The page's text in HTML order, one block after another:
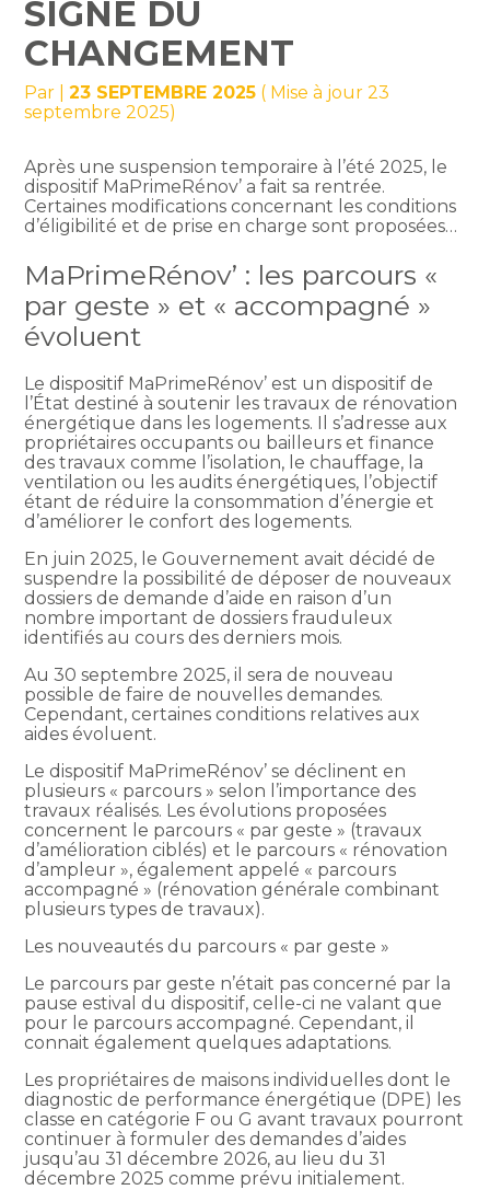
SIGNE DU
CHANGEMENT
Par |23 SEPTEMBRE 2025 ( Mise à jour 23
septembre 2025)
Après une suspension temporaire à l’été 2025, le
dispositif MaPrimeRénov’ a fait sa rentrée.
Certaines modifications concernant les conditions
d’éligibilité et de prise en charge sont proposées…
MaPrimeRénov’ : les parcours «
par geste » et « accompagné »
évoluent
Le dispositif MaPrimeRénov’ est un dispositif de
l’État destiné à soutenir les travaux de rénovation
énergétique dans les logements. Il s’adresse aux
propriétaires occupants ou bailleurs et finance
des travaux comme l’isolation, le chauffage, la
ventilation ou les audits énergétiques, l’objectif
étant de réduire la consommation d’énergie et
d’améliorer le confort des logements.
En juin 2025, le Gouvernement avait décidé de
suspendre la possibilité de déposer de nouveaux
dossiers de demande d’aide en raison d’un
nombre important de dossiers frauduleux
identifiés au cours des derniers mois.
Au 30 septembre 2025, il sera de nouveau
possible de faire de nouvelles demandes.
Cependant, certaines conditions relatives aux
aides évoluent.
Le dispositif MaPrimeRénov’ se déclinent en
plusieurs « parcours » selon l’importance des
travaux réalisés. Les évolutions proposées
concernent le parcours « par geste » (travaux
d’amélioration ciblés) et le parcours « rénovation
d’ampleur », également appelé « parcours
accompagné » (rénovation générale combinant
plusieurs types de travaux).
Les nouveautés du parcours « par geste »
Le parcours par geste n’était pas concerné par la
pause estival du dispositif, celle-ci ne valant que
pour le parcours accompagné. Cependant, il
connait également quelques adaptations.
Les propriétaires de maisons individuelles dont le
diagnostic de performance énergétique (DPE) les
classe en catégorie F ou G avant travaux pourront
continuer à formuler des demandes d’aides
jusqu’au 31 décembre 2026, au lieu du 31
décembre 2025 comme prévu initialement.